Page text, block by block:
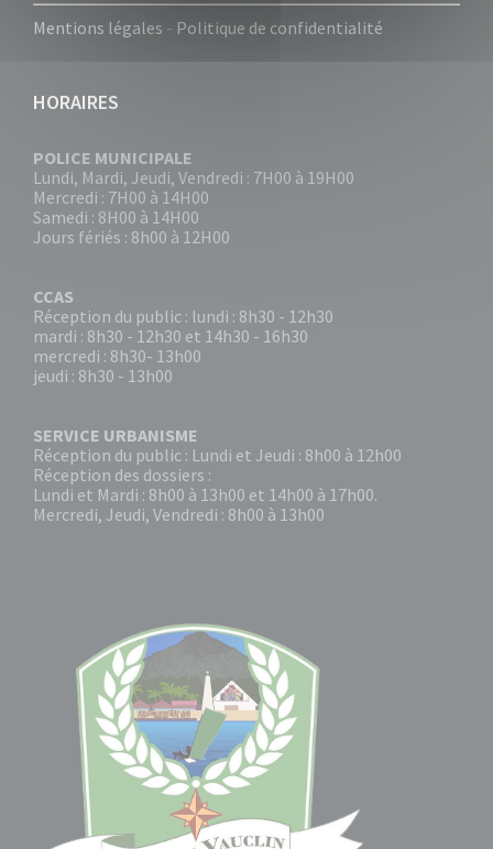
Mentions légales - Politique de confidentialité
HORAIRES
POLICE MUNICIPALE
Lundi, Mardi, Jeudi, Vendredi : 7H00 à 19H00
Mercredi : 7H00 à 14H00
Samedi : 8H00 à 14H00
Jours fériés : 8h00 à 12H00
CCAS
Réception du public : lundi : 8h30 - 12h30
mardi : 8h30 - 12h30 et 14h30 - 16h30
mercredi : 8h30- 13h00
jeudi : 8h30 - 13h00
SERVICE URBANISME
Réception du public : Lundi et Jeudi : 8h00 à 12h00
Réception des dossiers :
Lundi et Mardi : 8h00 à 13h00 et 14h00 à 17h00.
Mercredi, Jeudi, Vendredi : 8h00 à 13h00